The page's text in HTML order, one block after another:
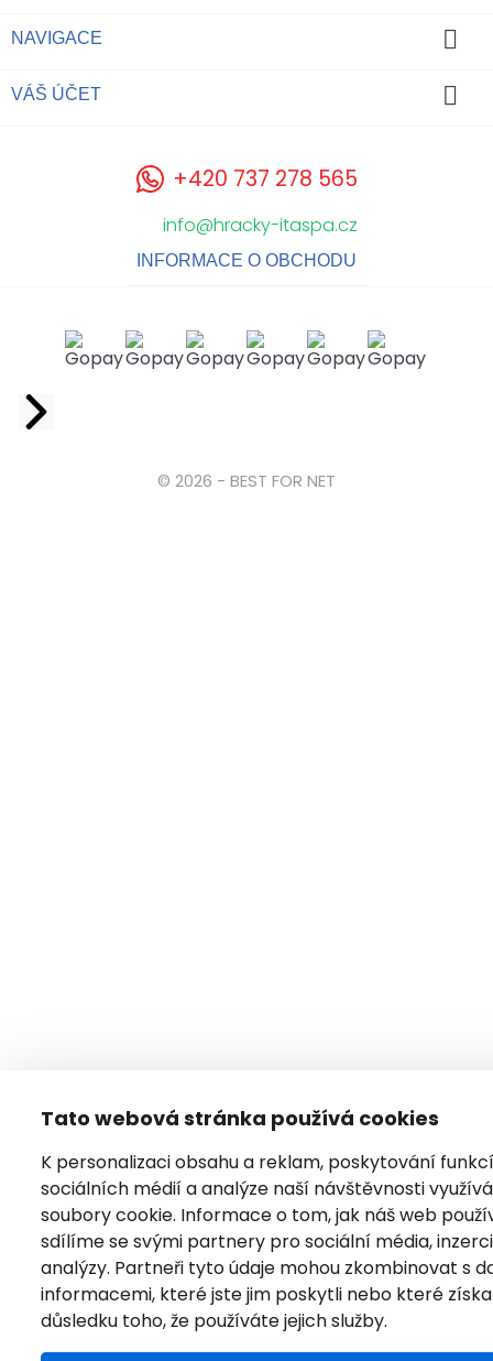
Tato webová stránka používá cookies
K personalizaci obsahu a reklam, poskytování funkcí
sociálních médií a analýze naší návštěvnosti
soubory cookie. Informace o tom, jak náš web
sdílíme se svými partnery pro sociální média,
analýzy. Partneři tyto údaje mohou zkombinovat s
informacemi, které jste jim poskytli nebo které
důsledku toho, že používáte jejich služby.
NAVIGACE 
VÁŠ ÚČET 
+420 737 278 565
info@hracky-itaspa.cz
INFORMACE O OBCHODU
© 2026 - BEST FOR NET